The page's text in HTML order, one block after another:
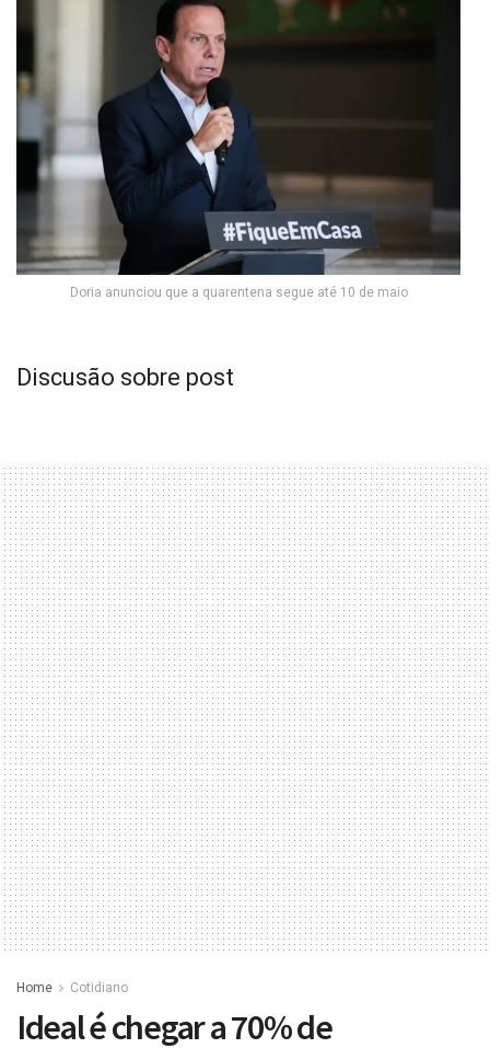
Doria anunciou que a quarentena segue até 10 de maio
Discusão sobre post
Home Cotidiano
Ideal é chegar a 70% de